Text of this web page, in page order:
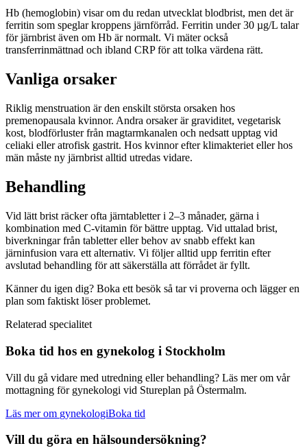
Hb (hemoglobin) visar om du redan utvecklat blodbrist, men det är
ferritin som speglar kroppens järnförråd. Ferritin under 30 µg/L talar
för järnbrist även om Hb är normalt. Vi mäter också
transferrinmättnad och ibland CRP för att tolka värdena rätt.
Vanliga orsaker
Riklig menstruation är den enskilt största orsaken hos
premenopausala kvinnor. Andra orsaker är graviditet, vegetarisk
kost, blodförluster från magtarmkanalen och nedsatt upptag vid
celiaki eller atrofisk gastrit. Hos kvinnor efter klimakteriet eller hos
män måste ny järnbrist alltid utredas vidare.
Behandling
Vid lätt brist räcker ofta järntabletter i 2–3 månader, gärna i
kombination med C-vitamin för bättre upptag. Vid uttalad brist,
biverkningar från tabletter eller behov av snabb effekt kan
järninfusion vara ett alternativ. Vi följer alltid upp ferritin efter
avslutad behandling för att säkerställa att förrådet är fyllt.
Känner du igen dig? Boka ett besök så tar vi proverna och lägger en
plan som faktiskt löser problemet.
Relaterad specialitet
Boka tid hos en gynekolog i Stockholm
Vill du gå vidare med utredning eller behandling? Läs mer om vår
mottagning för gynekologi vid Stureplan på Östermalm.
Läs mer om gynekologiBoka tid
Vill du göra en hälsoundersökning?